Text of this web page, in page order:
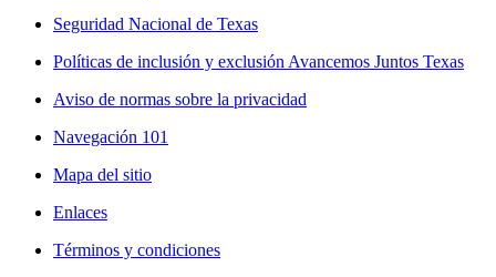
Seguridad Nacional de Texas
Políticas de inclusión y exclusión Avancemos Juntos Texas
Aviso de normas sobre la privacidad
Navegación 101
Mapa del sitio
Enlaces
Términos y condiciones